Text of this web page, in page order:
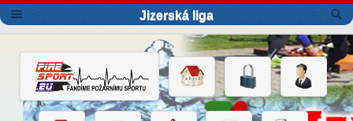
Jizerská liga